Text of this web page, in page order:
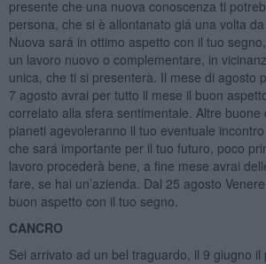
presente che una nuova conoscenza ti
persona, che si è allontanato giá una volta
Nuova sará in ottimo aspetto con il tuo
un lavoro nuovo o complementare, in
unica, che ti si presenterà. Il mese di agosto
7 agosto avrai per tutto il mese il buon
correlato alla sfera sentimentale. Altre buone
pianeti agevoleranno il tuo eventuale
che sará importante per il tuo futuro, poco
lavoro procederà bene, a fine mese avrai
fare, se hai un’azienda. Dal 25 agosto
buon aspetto con il tuo segno.
CANCRO
Sei arrivato ad un bel traguardo, il 9 giugno